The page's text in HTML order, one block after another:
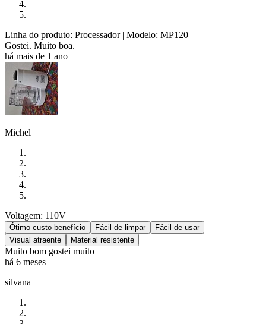
Linha do produto: Processador| Modelo: MP120
Gostei. Muito boa.
há mais de 1 ano
Michel
Voltagem: 110V
Ótimo custo-benefício Fácil de limpar
Fácil de usar
Visual atraente
Material resistente
Muito bom gostei muito
há 6 meses
silvana